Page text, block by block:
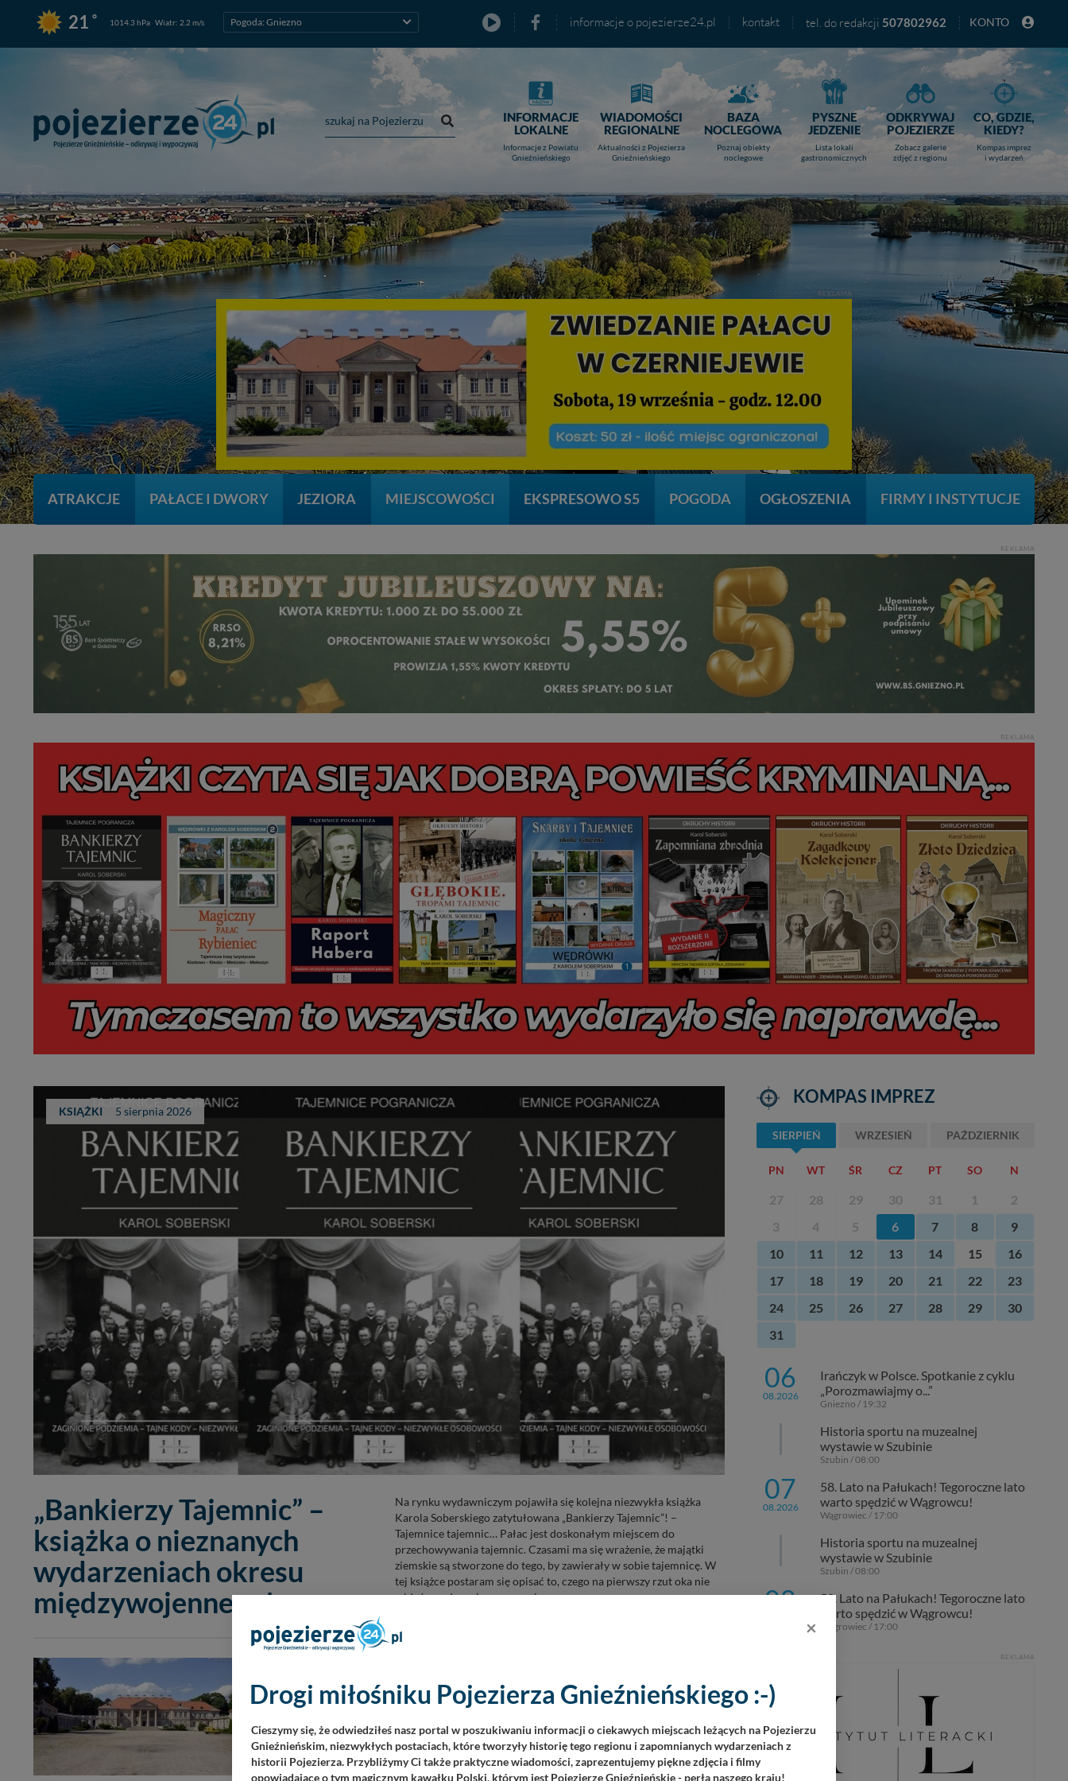
21 ° 1014.3 hPa Wiatr: 2.2 m/s Pogoda: Gniezno informacje o pojezierze24.pl kontakt tel. do redakcji 507802962 KONTO
INFORMACJE
LOKALNE
Informacje z Powiatu
Gnieźnieńskiego
WIADOMOŚCI
REGIONALNE
Aktualności z Pojezierza
Gnieźnieńskiego
BAZA
NOCLEGOWA
Poznaj obiekty
noclegowe
PYSZNE
JEDZENIE
Lista lokali
gastronomicznych
ODKRYWAJ
POJEZIERZE
Zobacz galerie
zdjęć z regionu
CO, GDZIE,
KIEDY?
Kompas imprez
i wydarzeń
REKLAMA
ATRAKCJE PAŁACE I DWORY JEZIORA MIEJSCOWOŚCI EKSPRESOWO S5 POGODA OGŁOSZENIA FIRMY I INSTYTUCJE
REKLAMA
REKLAMA
KSIĄŻKI 5 sierpnia 2026
„Bankierzy Tajemnic” –
książka o nieznanych
wydarzeniach okresu
międzywojennego!
Na rynku wydawniczym pojawiła się kolejna niezwykła książka
Karola Soberskiego zatytułowana „Bankierzy Tajemnic”! –
Tajemnice tajemnic… Pałac jest doskonałym miejscem do
przechowywania tajemnic. Czasami ma się wrażenie, że majątki
ziemskie są stworzone do tego, by zawierały w sobie tajemnicę. W
tej książce postaram się opisać to, czego na pierwszy rzut oka nie
widać w pałacach na pograniczu...
KOMPAS IMPREZ
SIERPIEŃ WRZESIEŃ PAŹDZIERNIK
PN WT ŚR CZ PT SO N
27 28 29 30 31 1
2
3
4 5 6 7 8
9
10
11 12 13 14 15
16
17
18 19 20 21 22
23
24
25 26 27 28 29
30
31
06
08.2026
Irańczyk w Polsce. Spotkanie z cyklu
„Porozmawiajmy o...”
Gniezno / 19:32
Historia sportu na muzealnej
wystawie w Szubinie
Szubin / 08:00
07
08.2026
58. Lato na Pałukach! Tegoroczne lato
warto spędzić w Wągrowcu!
Wągrowiec / 17:00
Historia sportu na muzealnej
wystawie w Szubinie
Szubin / 08:00
08
58. Lato na Pałukach! Tegoroczne lato
warto spędzić w Wągrowcu!
Wągrowiec / 17:00
REKLAMA
×
Drogi miłośniku Pojezierza Gnieźnieńskiego :-)
Cieszymy się, że odwiedziłeś nasz portal w poszukiwaniu informacji o ciekawych miejscach leżących na Pojezierzu
Gnieźnieńskim, niezwykłych postaciach, które tworzyły historię tego regionu i zapomnianych wydarzeniach z
historii Pojezierza. Przybliżymy Ci także praktyczne wiadomości, zaprezentujemy piękne zdjęcia i filmy
opowiadające o tym magicznym kawałku Polski, którym jest Pojezierze Gnieźnieńskie - perła naszego kraju!